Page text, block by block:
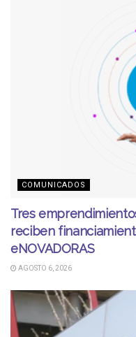
COMUNICADOS
Tres
reciben
eNOVADORAS
AGOSTO 6, 2026